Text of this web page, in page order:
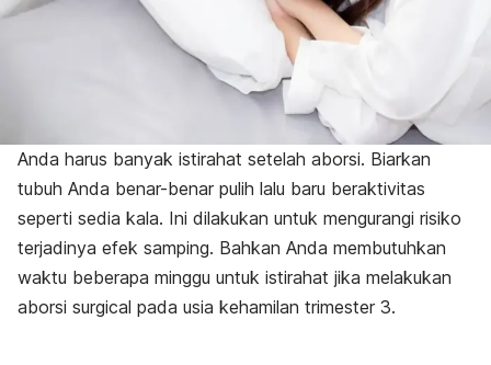
Anda harus banyak istirahat setelah aborsi. Biarkan
tubuh Anda benar-benar pulih lalu baru beraktivitas
seperti sedia kala. Ini dilakukan untuk mengurangi risiko
terjadinya efek samping. Bahkan Anda membutuhkan
waktu beberapa minggu untuk istirahat jika melakukan
aborsi surgical pada usia kehamilan trimester 3.